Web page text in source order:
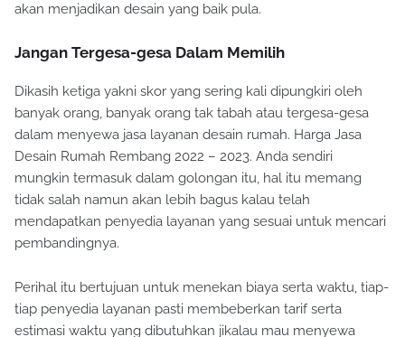
akan menjadikan desain yang baik pula.
Jangan Tergesa-gesa Dalam Memilih
Dikasih ketiga yakni skor yang sering kali dipungkiri oleh
banyak orang, banyak orang tak tabah atau tergesa-gesa
dalam menyewa jasa layanan desain rumah. Harga Jasa
Desain Rumah Rembang 2022 – 2023. Anda sendiri
mungkin termasuk dalam golongan itu, hal itu memang
tidak salah namun akan lebih bagus kalau telah
mendapatkan penyedia layanan yang sesuai untuk mencari
pembandingnya.
Perihal itu bertujuan untuk menekan biaya serta waktu, tiap-
tiap penyedia layanan pasti membeberkan tarif serta
estimasi waktu yang dibutuhkan jikalau mau menyewa